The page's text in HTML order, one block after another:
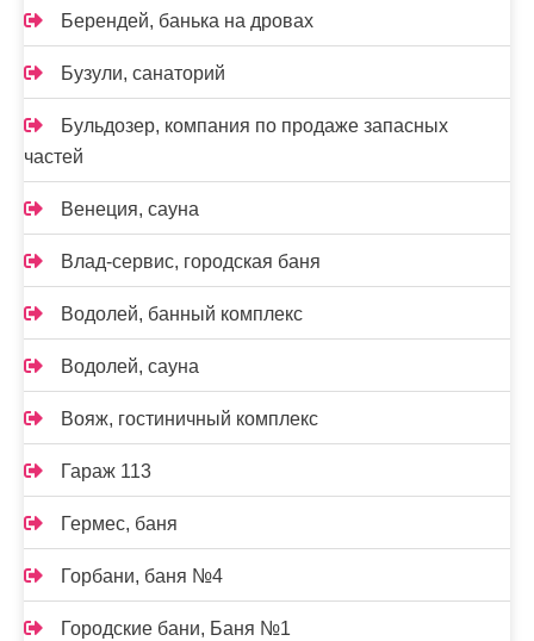
Берендей, банька на дровах
Бузули, санаторий
Бульдозер, компания по продаже запасных
частей
Венеция, сауна
Влад-сервис, городская баня
Водолей, банный комплекс
Водолей, сауна
Вояж, гостиничный комплекс
Гараж 113
Гермес, баня
Горбани, баня №4
Городские бани, Баня №1